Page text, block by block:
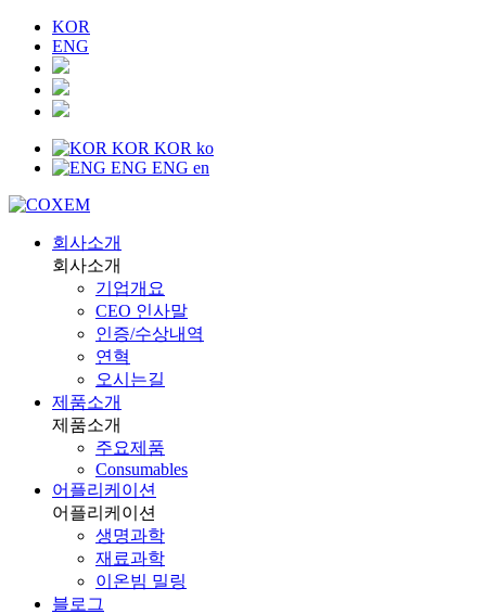
KOR
ENG
KOR KOR ko
ENG ENG en
회사소개
회사소개
기업개요
CEO 인사말
인증/수상내역
연혁
오시는길
제품소개
제품소개
주요제품
Consumables
어플리케이션
어플리케이션
생명과학
재료과학
이온빔 밀링
블로그